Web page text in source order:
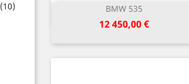
(10) BMW 535
Kaina
12 450,00 €
Greita peržiūra